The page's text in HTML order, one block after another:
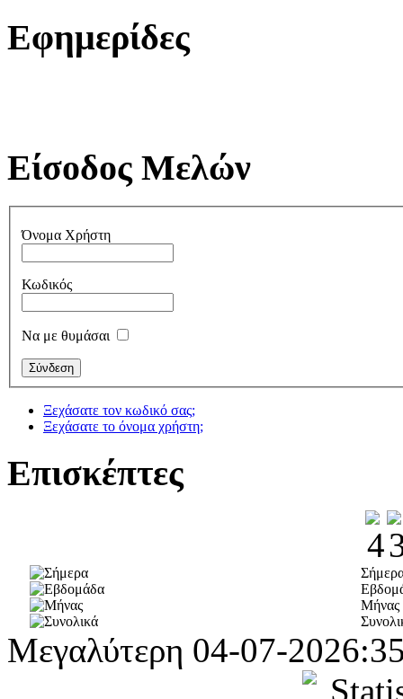
Εφημερίδες
Είσοδος Μελών
Όνομα Χρήστη
Κωδικός
Να με θυμάσαι
Ξεχάσατε τον κωδικό σας;
Ξεχάσατε το όνομα χρήστη;
Επισκέπτες
Μήνας
Μεγαλύτερη 04-07-